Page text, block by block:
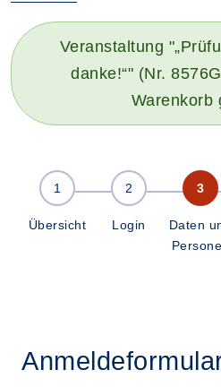
Veranstaltung
danke!“" (Nr.
Warenkorb
Übersicht Login
Daten